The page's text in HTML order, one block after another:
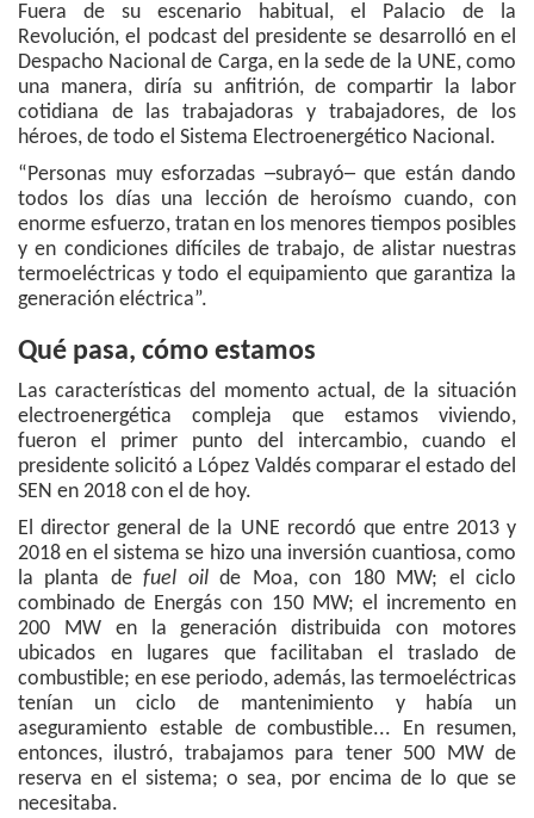
Fuera de su escenario habitual, el Palacio de la
Revolución, el podcast del presidente se desarrolló en el
Despacho Nacional de Carga, en la sede de la UNE, como
una manera, diría su anfitrión, de compartir la labor
cotidiana de las trabajadoras y trabajadores, de los
héroes, de todo el Sistema Electroenergético Nacional.
“Personas muy esforzadas ─subrayó─ que están dando
todos los días una lección de heroísmo cuando, con
enorme esfuerzo, tratan en los menores tiempos posibles
y en condiciones difíciles de trabajo, de alistar nuestras
termoeléctricas y todo el equipamiento que garantiza la
generación eléctrica”.
Qué pasa, cómo estamos
Las características del momento actual, de la situación
electroenergética compleja que estamos viviendo,
fueron el primer punto del intercambio, cuando el
presidente solicitó a López Valdés comparar el estado del
SEN en 2018 con el de hoy.
El director general de la UNE recordó que entre 2013 y
2018 en el sistema se hizo una inversión cuantiosa, como
la planta defuel oilde Moa, con 180 MW; el ciclo
combinado de Energás con 150 MW; el incremento en
200 MW en la generación distribuida con motores
ubicados en lugares que facilitaban el traslado de
combustible; en ese periodo, además, las termoeléctricas
tenían un ciclo de mantenimiento y había un
aseguramiento estable de combustible... En resumen,
entonces, ilustró, trabajamos para tener 500 MW de
reserva en el sistema; o sea, por encima de lo que se
necesitaba.